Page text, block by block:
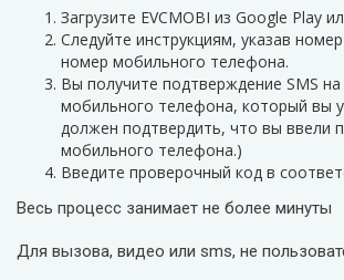
Загрузите EVCMOBI из Google Play
Следуйте инструкциям, указав
номер мобильного телефона.
Вы получите подтверждение SMS
мобильного телефона, который вы
должен подтвердить, что вы ввели
мобильного телефона.)
Введите проверочный код в
Весь процесс занимает не более минуты
Для вызова, видео или sms, не